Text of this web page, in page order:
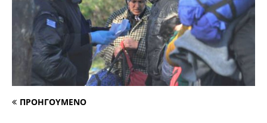
ΠΡΟΗΓΟΥΜΕΝΟ